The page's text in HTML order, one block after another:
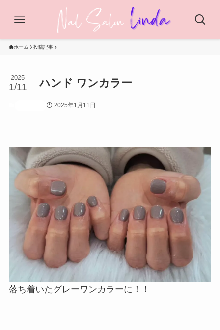
ホーム 投稿記事
ハンド ワンカラー
2025
1/11
2025年1月11日
落ち着いたグレーワンカラーに！！